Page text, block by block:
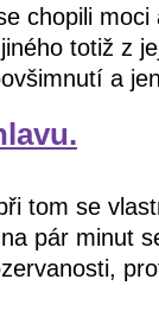
chopili
totiž z
a
tom se
pár minut